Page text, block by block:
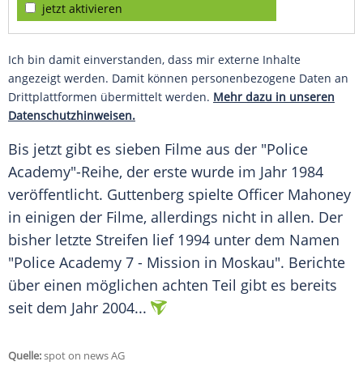
jetzt aktivieren
Ich bin damit einverstanden, dass mir externe Inhalte
angezeigt werden. Damit können personenbezogene Daten an
Drittplattformen übermittelt werden. Mehr dazu in unseren
Datenschutzhinweisen.
Bis jetzt gibt es sieben Filme aus der "Police
Academy"-Reihe, der erste wurde im Jahr 1984
veröffentlicht. Guttenberg spielte Officer Mahoney
in einigen der Filme, allerdings nicht in allen. Der
bisher letzte Streifen lief 1994 unter dem Namen
"Police Academy 7 - Mission in Moskau". Berichte
über einen möglichen achten Teil gibt es bereits
seit dem Jahr 2004...
Quelle:spot on news AG